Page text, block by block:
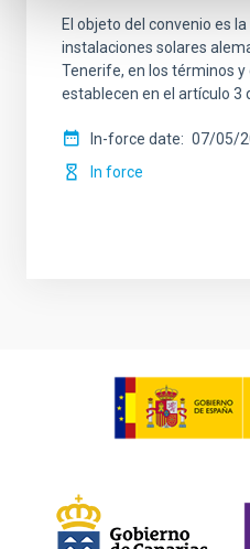
El objeto del convenio es
instalaciones solares
Tenerife, en los términos y
establecen en el artículo 3
In-force date 07/05/
In force